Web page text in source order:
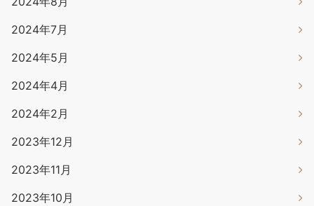
2024年7月
2024年5月
2024年4月
2024年2月
2023年12月
2023年11月
2023年10月